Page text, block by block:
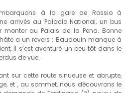
à la gare de Rossio à
arrivés au Palacio National, un bus
monter au Palais de la Pena. Bonne
a un revers : Baudouin manque à
il s’est aventuré un peu tôt dans le
de vue.
sur cette route sinueuse et abrupte,
et , au sommet, nous découvrons le